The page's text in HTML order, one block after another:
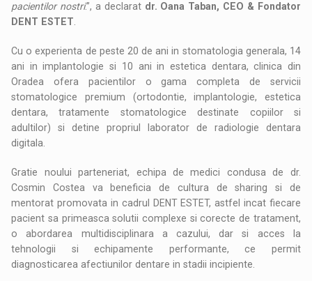
pacientilor nostri.”, a declarat dr. Oana Taban, CEO & Fondator
DENT ESTET
Cu o experienta de peste 20 de ani in stomatologia generala, 14
ani in implantologie si 10 ani in estetica dentara, clinica din
Oradea ofera pacientilor o gama completa de servicii
stomatologice premium (ortodontie, implantologie, estetica
dentara, tratamente stomatologice destinate copiilor si
adultilor) si detine propriul laborator de radiologie dentara
digitala.
Gratie noului parteneriat, echipa de medici condusa de dr.
Cosmin Costea va beneficia de cultura de sharing si de
mentorat promovata in cadrul DENT ESTET, astfel incat fiecare
pacient sa primeasca solutii complexe si corecte de tratament,
o abordarea multidisciplinara a cazului, dar si acces la
tehnologii si echipamente performante, ce permit
diagnosticarea afectiunilor dentare in stadii incipiente.